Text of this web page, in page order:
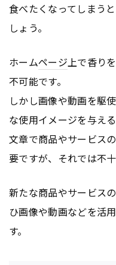
食べたくなってしまう
しょう。
ホームページ上で香り
不可能です。
しかし画像や動画を駆
な使用イメージを与え
文章で商品やサービス
要ですが、それでは不
新たな商品やサービス
ひ画像や動画などを活
す。